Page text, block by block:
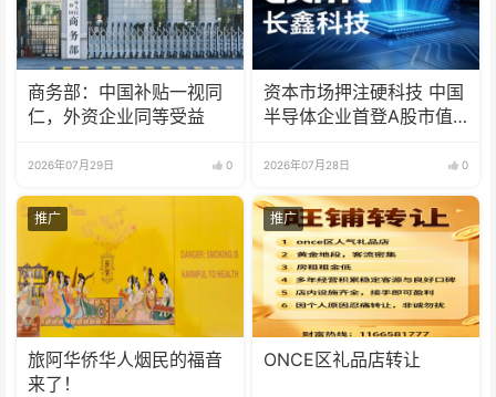
商务部：中国补贴一视同
仁，外资企业同等受益
2026年07月29日 0
资本市场押注硬科技 中国
半导体企业首登A股市值
2026年07月28日 0
推广
旅阿华侨华人烟民的福音
来了！
推广
ONCE区礼品店转让